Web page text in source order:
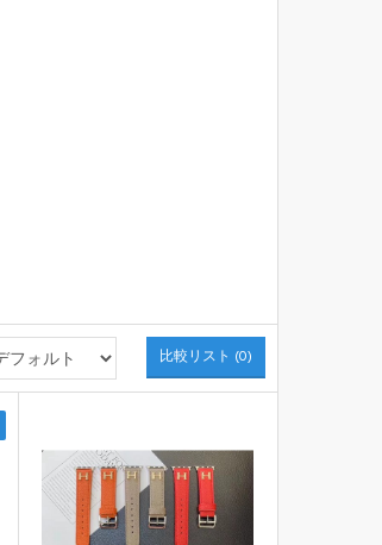
比較リスト (0)